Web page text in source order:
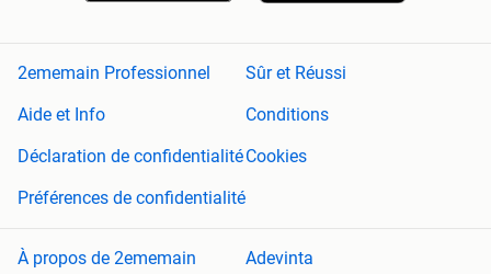
2ememain Professionnel
Sûr et Réussi
Aide et Info
Conditions
Déclaration de confidentialitéCookies
Préférences de confidentialité
À propos de 2ememain Adevinta